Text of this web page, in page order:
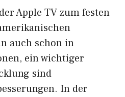
Apple TV zum festen
auch schon in
ein wichtiger
sind
In der